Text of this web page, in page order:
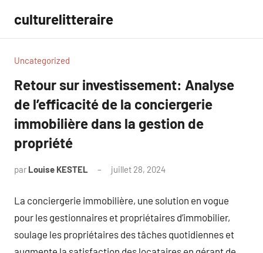
contenu
culturelitteraire
Uncategorized
Retour sur investissement: Analyse
de l’efficacité de la conciergerie
immobilière dans la gestion de
propriété
par Louise KESTEL juillet 28, 2024
La conciergerie immobilière, une solution en vogue
pour les gestionnaires et propriétaires d’immobilier,
soulage les propriétaires des tâches quotidiennes et